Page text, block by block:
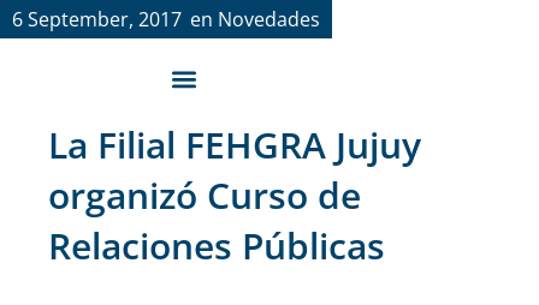
6 September, 2017 en Novedades
La Filial FEHGRA Jujuy
organizó Curso de
Relaciones Públicas